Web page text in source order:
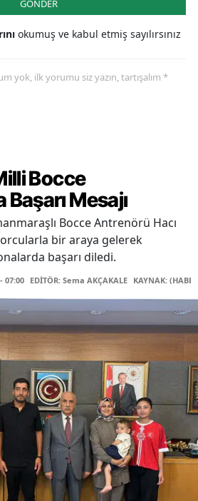
GÖNDER
okumuş ve kabul etmiş sayılırsınız
yok, ilk yorumu siz yazın, tartışalım *
Bocce
Mesajı
Bocce Antrenörü Hacı
bir araya gelerek
başarı diledi.
07:00 EDİTÖR: Sema AKÇAKALE KAYNAK: